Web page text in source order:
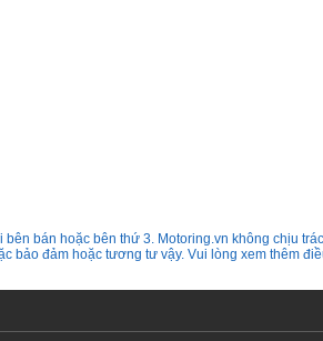
bán hoặc bên thứ 3. Motoring.vn không chịu
bảo đảm hoặc tương tư vậy. Vui lòng xem thêm